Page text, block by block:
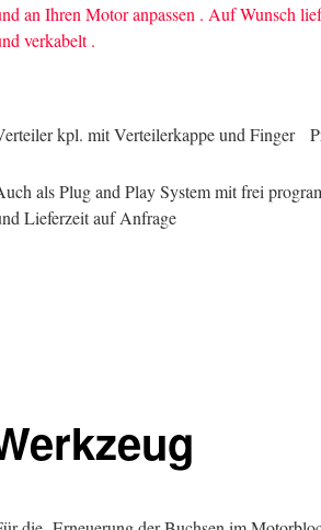
an Ihren Motor anpassen . Auf Wunsch
verkabelt .
kpl. mit Verteilerkappe und Finger
als Plug and Play System mit frei
Lieferzeit auf Anfrage